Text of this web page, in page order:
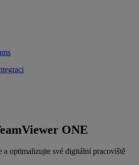
ONE
a optimalizujte své digitální pracoviště